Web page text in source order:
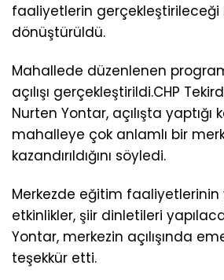
faaliyetlerin gerçekleştirileceği
dönüştürüldü.
Mahallede düzenlenen
açılışı gerçekleştirildi.CHP
Nurten Yontar, açılışta yaptığı
mahalleye çok anlamlı bir
kazandırıldığını söyledi.
Merkezde eğitim faaliyetlerinin
etkinlikler, şiir dinletileri
Yontar, merkezin açılışında
teşekkür etti.